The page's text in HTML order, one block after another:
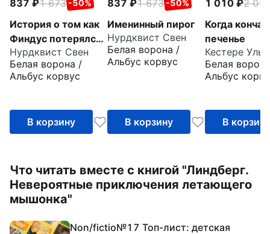
837 1 673 -50%
История о том как
Финдус потерялся,
когда был
маленький
Нурдквист Свен
Белая ворона /
Альбус корвус
В корзину
837 1 673 -50%
Именинный пирог
Нурдквист Свен
Белая ворона /
Альбус корвус
В корзину
1 010
2 019
Когда
печенье
Кестере
Белая
Альбус
В корзину
Что читать вместе с книгой "Линдберг.
Невероятные приключения летающего
мышонка"
Non/fictio№17 Топ-лист: детская